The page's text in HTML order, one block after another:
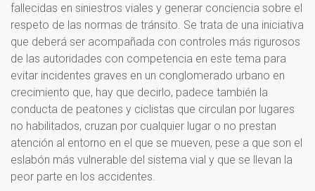
fallecidas en siniestros viales y generar conciencia sobre el
respeto de las normas de tránsito. Se trata de una iniciativa
que deberá ser acompañada con controles más rigurosos
de las autoridades con competencia en este tema para
evitar incidentes graves en un conglomerado urbano en
crecimiento que, hay que decirlo, padece también la
conducta de peatones y ciclistas que circulan por lugares
no habilitados, cruzan por cualquier lugar o no prestan
atención al entorno en el que se mueven, pese a que son el
eslabón más vulnerable del sistema vial y que se llevan la
peor parte en los accidentes.